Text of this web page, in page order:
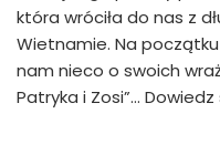
która wróciła do nas z
Wietnamie. Na
nam nieco o swoich
Patryka i Zosi”… Dowiedz